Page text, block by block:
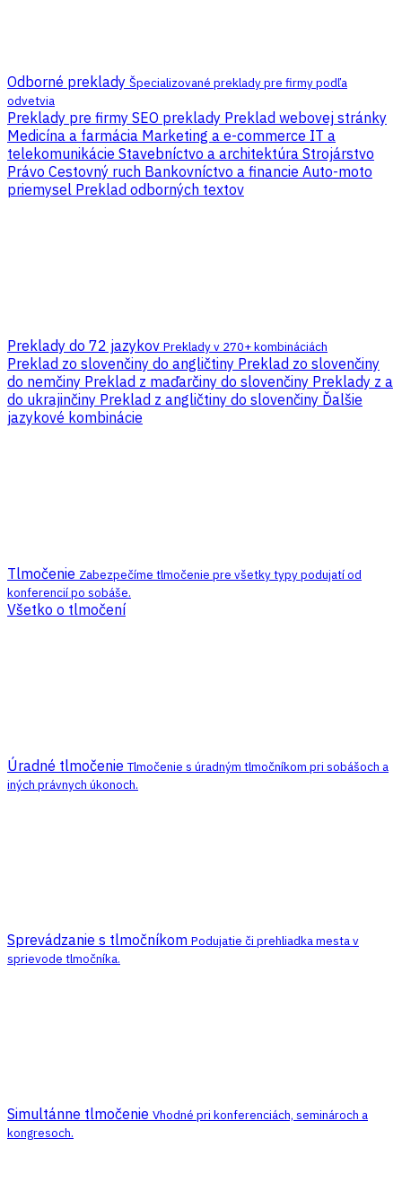
Odborné preklady Špecializované preklady pre firmy podľa
odvetvia
Preklady pre firmy SEO preklady Preklad webovej stránky
Medicína a farmácia Marketing a e-commerce IT a
telekomunikácie Stavebníctvo a architektúra Strojárstvo
Právo Cestovný ruch Bankovníctvo a financie Auto-moto
priemysel Preklad odborných textov
Preklady do 72 jazykov Preklady v 270+ kombináciách
Preklad zo slovenčiny do angličtiny Preklad zo slovenčiny
do nemčiny Preklad z maďarčiny do slovenčiny Preklady z a
do ukrajinčiny Preklad z angličtiny do slovenčiny Ďalšie
jazykové kombinácie
Tlmočenie Zabezpečíme tlmočenie pre všetky typy podujatí od
konferencií po sobáše.
Všetko o tlmočení
Úradné tlmočenie Tlmočenie s úradným tlmočníkom pri sobášoch a
iných právnych úkonoch.
Sprevádzanie s tlmočníkom Podujatie či prehliadka mesta v
sprievode tlmočníka.
Simultánne tlmočenie Vhodné pri konferenciách, seminároch a
kongresoch.